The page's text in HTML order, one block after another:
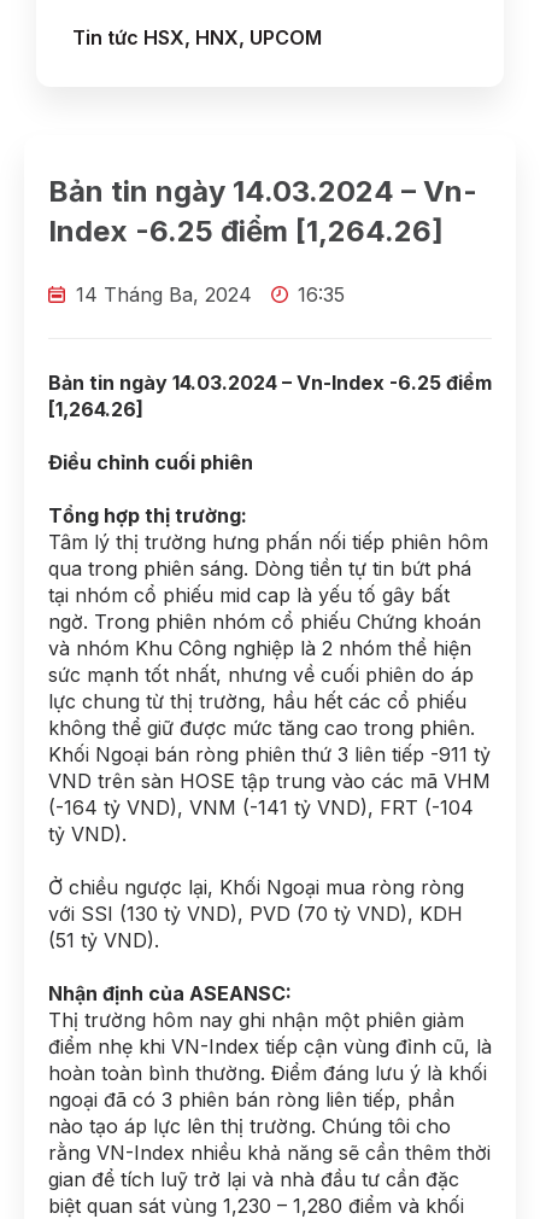
Tin tức HSX, HNX, UPCOM
Bản tin ngày 14.03.2024 – Vn-
Index -6.25 điểm [1,264.26]
14 Tháng Ba, 2024 16:35
Bản tin ngày 14.03.2024 – Vn-Index -6.25 điểm
[1,264.26]
Điều chỉnh cuối phiên
Tổng hợp thị trường:
Tâm lý thị trường hưng phấn nối tiếp phiên hôm
qua trong phiên sáng. Dòng tiền tự tin bứt phá
tại nhóm cổ phiếu mid cap là yếu tố gây bất
ngờ. Trong phiên nhóm cổ phiếu Chứng khoán
và nhóm Khu Công nghiệp là 2 nhóm thể hiện
sức mạnh tốt nhất, nhưng về cuối phiên do áp
lực chung từ thị trường, hầu hết các cổ phiếu
không thể giữ được mức tăng cao trong phiên.
Khối Ngoại bán ròng phiên thứ 3 liên tiếp -911 tỷ
VND trên sàn HOSE tập trung vào các mã VHM
(-164 tỷ VND), VNM (-141 tỷ VND), FRT (-104
tỷ VND).
Ở chiều ngược lại, Khối Ngoại mua ròng ròng
với SSI (130 tỷ VND), PVD (70 tỷ VND), KDH
(51 tỷ VND).
Nhận định của ASEANSC:
Thị trường hôm nay ghi nhận một phiên giảm
điểm nhẹ khi VN-Index tiếp cận vùng đỉnh cũ, là
hoàn toàn bình thường. Điểm đáng lưu ý là khối
ngoại đã có 3 phiên bán ròng liên tiếp, phần
nào tạo áp lực lên thị trường. Chúng tôi cho
rằng VN-Index nhiều khả năng sẽ cần thêm thời
gian để tích luỹ trở lại và nhà đầu tư cần đặc
biệt quan sát vùng 1,230 – 1,280 điểm và khối